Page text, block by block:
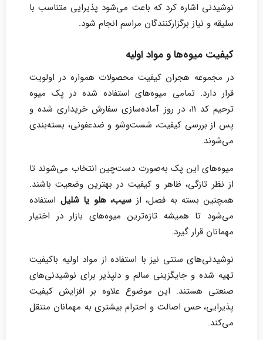
نوشیدنی اشاره کرد که باعث می‌شود پذیرایی متناسب با
سلیقه و نیاز برگزارکنندگان مراسم انجام شود.
کیفیت میوه‌ها و مواد اولیه
در مجموعه هجران کیفیت محصولات همواره در اولویت
قرار دارد. تمامی میوه‌های استفاده شده در پک میوه
ترحیم کد ۱۱، در روز آماده‌سازی سفارش خریداری شده و
پس از بررسی کیفیت، شست‌وشو و ضدعفونی، بسته‌بندی
می‌شوند.
میوه‌های این پک به‌صورت دست‌چین انتخاب می‌شوند تا
از نظر تازگی، ظاهر و کیفیت در بهترین وضعیت باشند.
همچنین بسته به فصل، از سیب، هلو یا شلیل استفاده
می‌شود تا همیشه تازه‌ترین میوه‌های بازار در اختیار
مهمانان قرار گیرد.
نوشیدنی‌های سنتی نیز با استفاده از مواد اولیه باکیفیت
تهیه شده و جایگزینی سالم و دلپذیر برای نوشیدنی‌های
صنعتی هستند. این موضوع علاوه بر افزایش کیفیت
پذیرایی، حس اصالت و احترام بیشتری به مهمانان منتقل
می‌کند.